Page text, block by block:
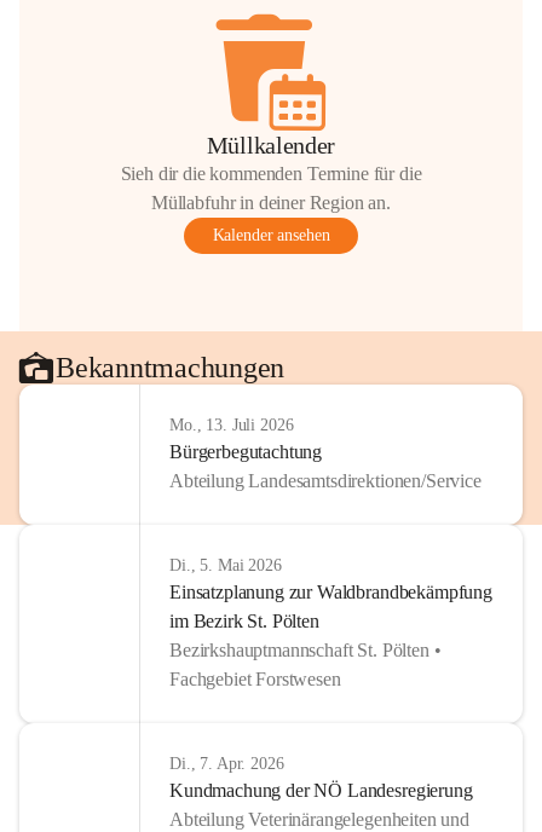
Müllkalender
Sieh dir die kommenden Termine für die
Müllabfuhr in deiner Region an.
Kalender ansehen
Bekanntmachungen
Mo., 13. Juli 2026
Bürgerbegutachtung
Abteilung Landesamtsdirektionen/Service
Di., 5. Mai 2026
Einsatzplanung zur Waldbrandbekämpfung
im Bezirk St. Pölten
Bezirkshauptmannschaft St. Pölten •
Fachgebiet Forstwesen
Di., 7. Apr. 2026
Kundmachung der NÖ Landesregierung
Abteilung Veterinärangelegenheiten und